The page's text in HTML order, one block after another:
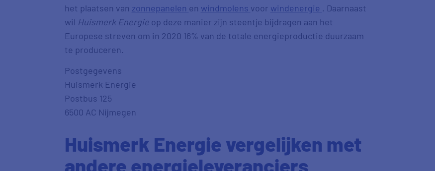
het plaatsen van zonnepanelen en windmolens voor windenergie . Daarnaast
wil Huismerk Energie op deze manier zijn steentje bijdragen aan het
Europese streven om in 2020 16% van de totale energieproductie duurzaam
te produceren.
Postgegevens
Huismerk Energie
Postbus 125
6500 AC Nijmegen
Huismerk Energie vergelijken met
andere energieleveranciers